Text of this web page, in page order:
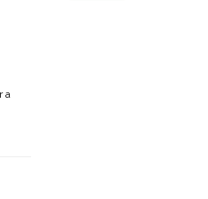
a